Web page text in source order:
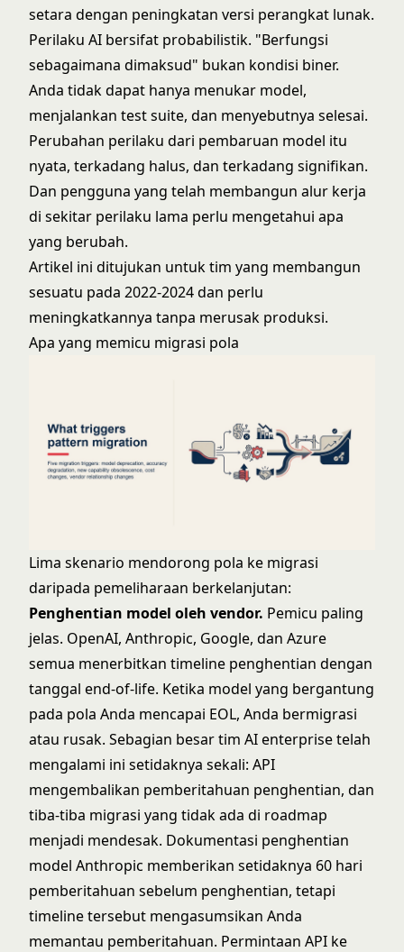
setara dengan peningkatan versi perangkat lunak.
Perilaku AI bersifat probabilistik. "Berfungsi
sebagaimana dimaksud" bukan kondisi biner.
Anda tidak dapat hanya menukar model,
menjalankan test suite, dan menyebutnya selesai.
Perubahan perilaku dari pembaruan model itu
nyata, terkadang halus, dan terkadang signifikan.
Dan pengguna yang telah membangun alur kerja
di sekitar perilaku lama perlu mengetahui apa
yang berubah.
Artikel ini ditujukan untuk tim yang membangun
sesuatu pada 2022-2024 dan perlu
meningkatkannya tanpa merusak produksi.
Apa yang memicu migrasi pola
Lima skenario mendorong pola ke migrasi
daripada pemeliharaan berkelanjutan:
Penghentian model oleh vendor. Pemicu paling
jelas. OpenAI, Anthropic, Google, dan Azure
semua menerbitkan timeline penghentian dengan
tanggal end-of-life. Ketika model yang bergantung
pada pola Anda mencapai EOL, Anda bermigrasi
atau rusak. Sebagian besar tim AI enterprise telah
mengalami ini setidaknya sekali: API
mengembalikan pemberitahuan penghentian, dan
tiba-tiba migrasi yang tidak ada di roadmap
menjadi mendesak. Dokumentasi penghentian
model Anthropic memberikan setidaknya 60 hari
pemberitahuan sebelum penghentian, tetapi
timeline tersebut mengasumsikan Anda
memantau pemberitahuan. Permintaan API ke